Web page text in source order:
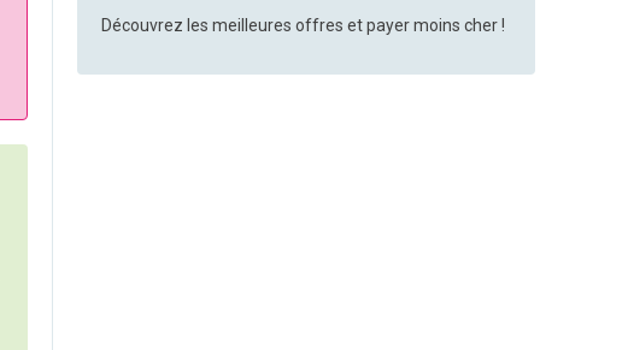
Découvrez les meilleures offres et payer moins cher !